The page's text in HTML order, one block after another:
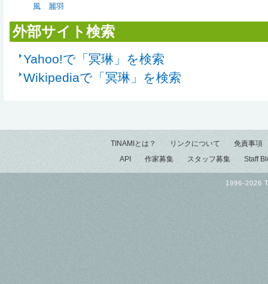
風
麗羽
外部サイト検索
Yahoo!で「冥琳」を検索
Wikipediaで「冥琳」を検索
TINAMIとは？ リンクについて
免責事項
API
作家募集 スタッフ募集 Staff
1996-2026